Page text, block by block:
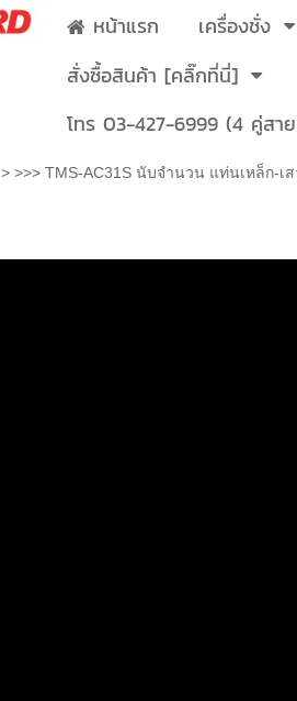
หน้าแรก
เครื่องชั่ง
สั่งซื้อสินค้า [คลิ๊กที่นี่]
โทร 03-427-6999 (4 คู่สา
>>>> TMS-AC31S นับจำนวน แท่นเหล็ก-